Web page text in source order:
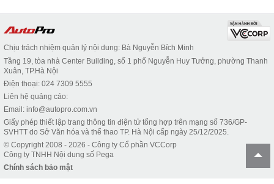
Chịu trách nhiệm quản lý nội dung: Bà Nguyễn Bích Minh
Tầng 19, tòa nhà Center Building, số 1 phố Nguyễn Huy Tưởng, phường Thanh
Xuân, TP.Hà Nội
Điện thoại: 024 7309 5555
Liên hệ quảng cáo:
Email: info@autopro.com.vn
Giấy phép thiết lập trang thông tin điện tử tổng hợp trên mạng số 736/GP-
SVHTT do Sở Văn hóa và thể thao TP. Hà Nội cấp ngày 25/12/2025.
© Copyright 2008 - 2026 - Công ty Cổ phần VCCorp
Công ty TNHH Nội dung số Pega
Chính sách bảo mật